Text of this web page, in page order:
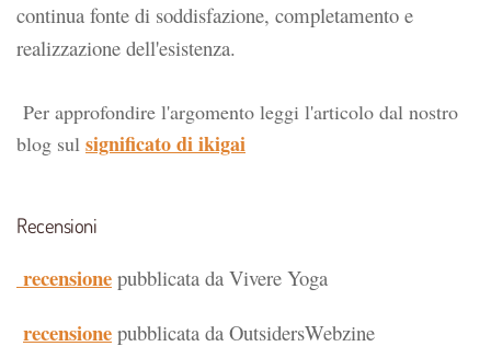
continua fonte di soddisfazione, completamento e
realizzazione dell'esistenza.
Per approfondire l'argomento leggi l'articolo dal nostro
blog sul significato di ikigai
Recensioni
recensione pubblicata da Vivere Yoga
recensione pubblicata da OutsidersWebzine